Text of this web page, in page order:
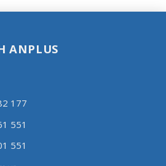
ANPLUS
177
551
551